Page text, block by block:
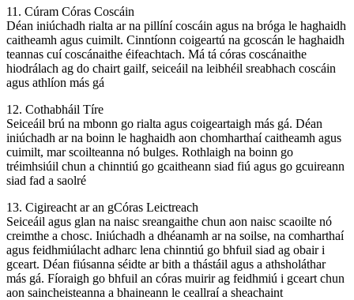
11. Cúram Córas Coscáin
Déan iniúchadh rialta ar na pillíní coscáin agus na bróga le haghaidh
caitheamh agus cuimilt. Cinntíonn coigeartú na gcoscán le haghaidh
teannas cuí coscánaithe éifeachtach. Má tá córas coscánaithe
hiodrálach ag do chairt gailf, seiceáil na leibhéil sreabhach coscáin
agus athlíon más gá
12. Cothabháil Tíre
Seiceáil brú na mbonn go rialta agus coigeartaigh más gá. Déan
iniúchadh ar na boinn le haghaidh aon chomharthaí caitheamh agus
cuimilt, mar scoilteanna nó bulges. Rothlaigh na boinn go
tréimhsiúil chun a chinntiú go gcaitheann siad fiú agus go gcuireann
siad fad a saolré
13. Cigireacht ar an gCóras Leictreach
Seiceáil agus glan na naisc sreangaithe chun aon naisc scaoilte nó
creimthe a chosc. Iniúchadh a dhéanamh ar na soilse, na comharthaí
agus feidhmiúlacht adharc lena chinntiú go bhfuil siad ag obair i
gceart. Déan fiúsanna séidte ar bith a thástáil agus a athsholáthar
más gá. Fíoraigh go bhfuil an córas muirir ag feidhmiú i gceart chun
aon saincheisteanna a bhaineann le ceallraí a sheachaint